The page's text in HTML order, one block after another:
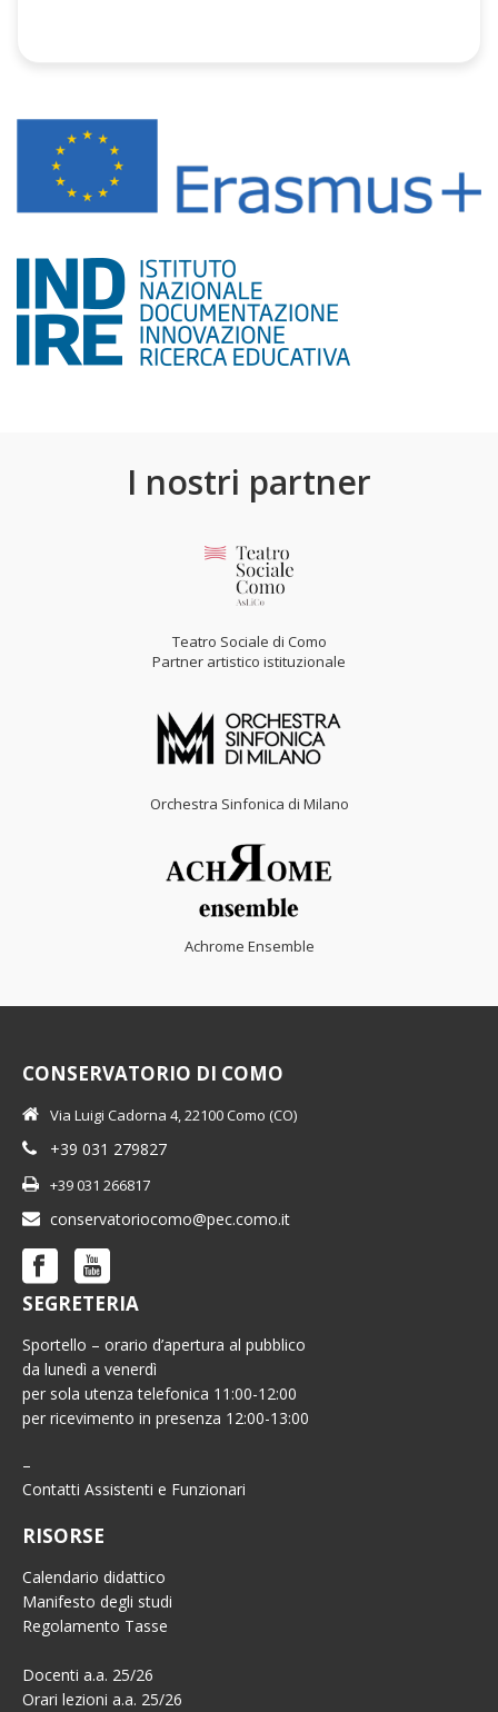
I nostri partner
Teatro Sociale di Como
Partner artistico istituzionale
Orchestra Sinfonica di Milano
Achrome Ensemble
CONSERVATORIO DI COMO
Via Luigi Cadorna 4, 22100 Como (CO)
+39 031 279827
+39 031 266817
conservatoriocomo@pec.como.it
SEGRETERIA
Sportello – orario d’apertura al pubblico
da lunedì a venerdì
per sola utenza telefonica 11:00-12:00
per ricevimento in presenza 12:00-13:00
–
Contatti Assistenti e Funzionari
RISORSE
Calendario didattico
Manifesto degli studi
Regolamento Tasse
Docenti a.a. 25/26
Orari lezioni a.a. 25/26